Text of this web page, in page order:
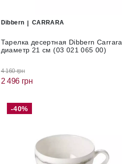
Dibbern CARRARA
Тарелка десертная Dibbern Carrara,
диаметр 21 см (03 021 065 00)
4 160 грн
2 496 грн
-40%